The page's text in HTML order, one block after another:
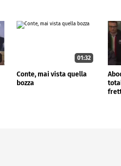
01:32
Conte, mai vista quella
bozza